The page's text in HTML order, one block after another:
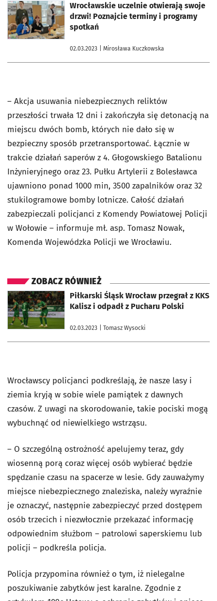
Wrocławskie uczelnie otwierają swoje
drzwi! Poznajcie terminy i programy
spotkań
02.03.2023 | Mirosława Kuczkowska
otworzy się w nowej karcie
– Akcja usuwania niebezpiecznych reliktów
przeszłości trwała 12 dni i zakończyła się detonacją na
miejscu dwóch bomb, których nie dało się w
bezpieczny sposób przetransportować. Łącznie w
trakcie działań saperów z 4. Głogowskiego Batalionu
Inżynieryjnego oraz 23. Pułku Artylerii z Bolesławca
ujawniono ponad 1000 min, 3500 zapalników oraz 32
stukilogramowe bomby lotnicze. Całość działań
zabezpieczali policjanci z Komendy Powiatowej Policji
w Wołowie – informuje mł. asp. Tomasz Nowak,
Komenda Wojewódzka Policji we Wrocławiu.
ZOBACZ RÓWNIEŻ
Piłkarski Śląsk Wrocław przegrał z KKS
Kalisz i odpadł z Pucharu Polski
02.03.2023 | Tomasz Wysocki
otworzy się w nowej karcie
Wrocławscy policjanci podkreślają, że nasze lasy i
ziemia kryją w sobie wiele pamiątek z dawnych
czasów. Z uwagi na skorodowanie, takie pociski mogą
wybuchnąć od niewielkiego wstrząsu.
– O szczególną ostrożność apelujemy teraz, gdy
wiosenną porą coraz więcej osób wybierać będzie
spędzanie czasu na spacerze w lesie. Gdy zauważymy
miejsce niebezpiecznego znaleziska, należy wyraźnie
je oznaczyć, następnie zabezpieczyć przed dostępem
osób trzecich i niezwłocznie przekazać informację
odpowiednim służbom – patrolowi saperskiemu lub
policji – podkreśla policja.
Policja przypomina również o tym, iż nielegalne
poszukiwanie zabytków jest karalne. Zgodnie z